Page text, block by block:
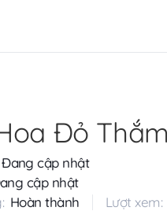
Đỏ Thắm
Đang cập nhật
cập nhật
Hoàn thành Lượt xem: